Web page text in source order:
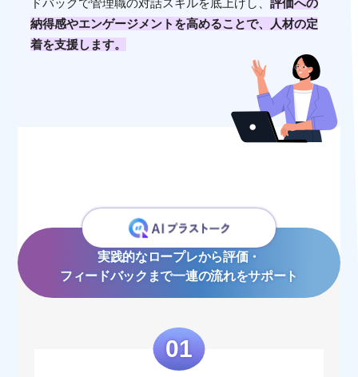
ドバックで管理職の対話スキルを底上げし、評価への
納得感やエンゲージメントを高めることで、人材の定
着を支援します。
実践的なロープレから評価・
フィードバックまで一連の流れをサポート
01